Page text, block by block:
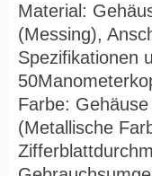
Material:
(Messing),
Spezifikationen
Farbe:
(Metallische